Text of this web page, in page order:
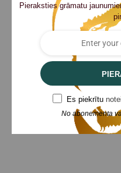
Pieraksties grāmatu
Es piekrītu
No abonementa